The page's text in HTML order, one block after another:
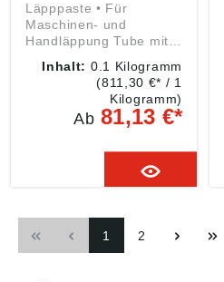
mail@macolaepp.com
Läpppaste • Für
Maschinen- und
Handläppung Tube mit
Konzentrat vor dem
Gebrauch im Verhältnis
1:5 bis 1:100
verdünnen. Angaben
Produktsicherheitsveror
dnung ((EU) 2023/998):
MACOLAEPP abrasive
80a, 40764 Langenfeld,
DE,
mail@macolaepp.com
Inhalt: 0.1 Kilogramm
(811,30 €* / 1
Kilogramm)
Ab81,13 €*
1 2